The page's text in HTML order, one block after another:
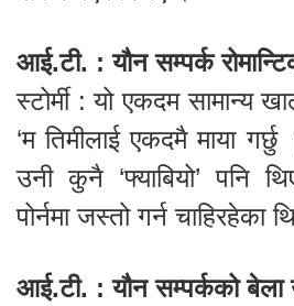
आई.टी. : यौन सम्पर्क
स्टोर्मी : यो एकदम सामान्य
‘म तिमीलाई एकदमै माया
उनी कुनै ‘फ्याबियो’ पनि
पोर्नमा जस्तो गर्न चाहिरहेका
आई.टी. : यौन सम्पर्कको